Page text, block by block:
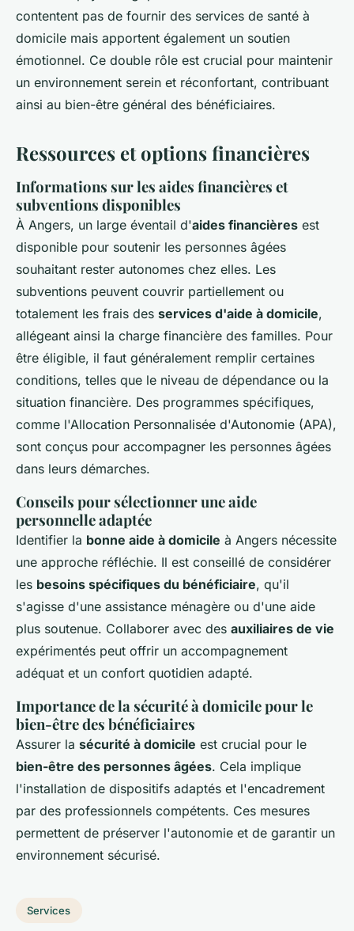
contentent pas de fournir des services de santé à
domicile mais apportent également un soutien
émotionnel. Ce double rôle est crucial pour maintenir
un environnement serein et réconfortant, contribuant
ainsi au bien-être général des bénéficiaires.
Ressources et options financières
Informations sur les aides financières et
subventions disponibles
À Angers, un large éventail d'aides financières est
disponible pour soutenir les personnes âgées
souhaitant rester autonomes chez elles. Les
subventions peuvent couvrir partiellement ou
totalement les frais des services d'aide à domicile,
allégeant ainsi la charge financière des familles. Pour
être éligible, il faut généralement remplir certaines
conditions, telles que le niveau de dépendance ou la
situation financière. Des programmes spécifiques,
comme l'Allocation Personnalisée d'Autonomie (APA),
sont conçus pour accompagner les personnes âgées
dans leurs démarches.
Conseils pour sélectionner une aide
personnelle adaptée
Identifier la bonne aide à domicile à Angers nécessite
une approche réfléchie. Il est conseillé de considérer
les besoins spécifiques du bénéficiaire, qu'il
s'agisse d'une assistance ménagère ou d'une aide
plus soutenue. Collaborer avec des auxiliaires de vie
expérimentés peut offrir un accompagnement
adéquat et un confort quotidien adapté.
Importance de la sécurité à domicile pour le
bien-être des bénéficiaires
Assurer la sécurité à domicile est crucial pour le
bien-être des personnes âgées. Cela implique
l'installation de dispositifs adaptés et l'encadrement
par des professionnels compétents. Ces mesures
permettent de préserver l'autonomie et de garantir un
environnement sécurisé.
Services